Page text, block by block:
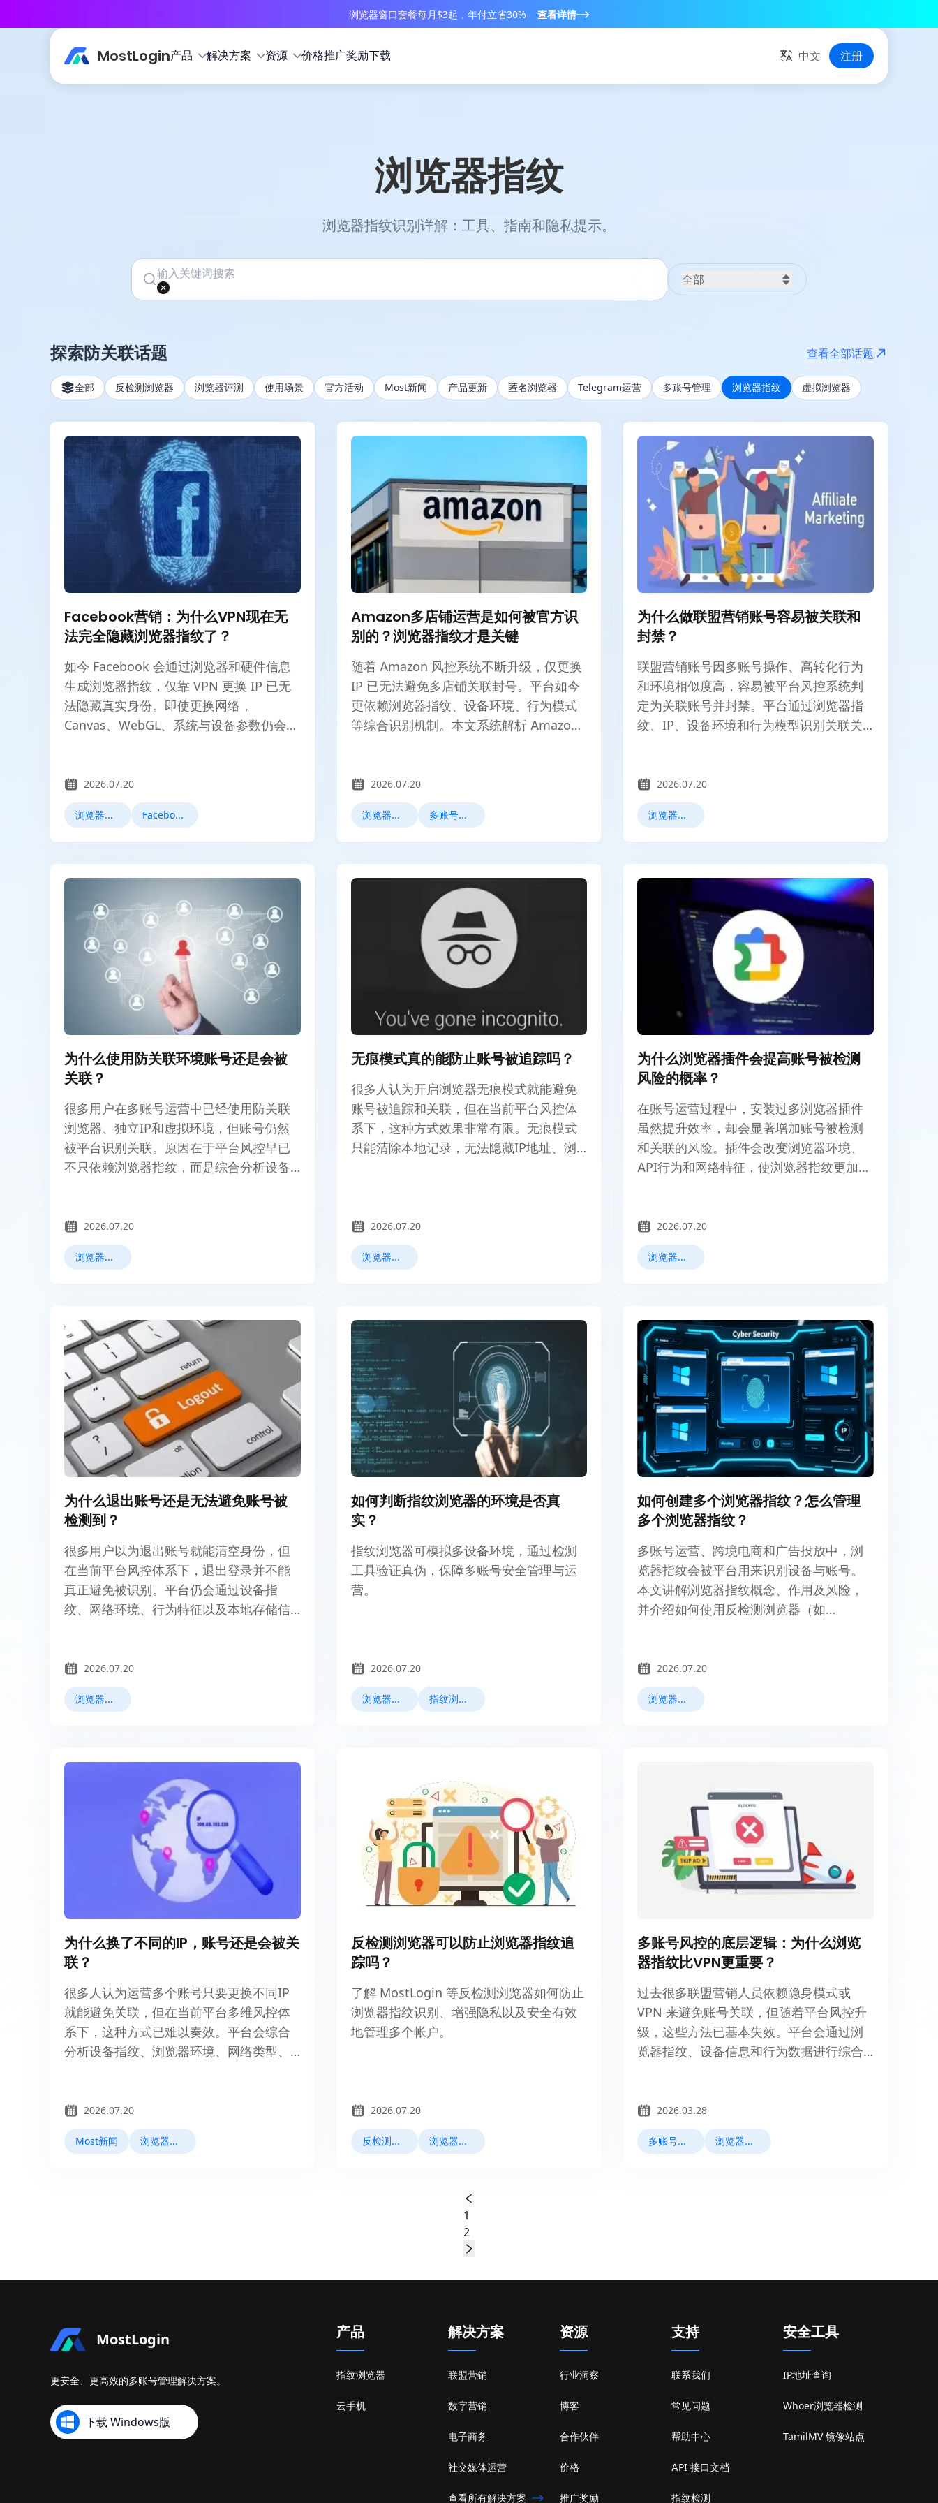
浏览器窗口套餐每月$3起，年付立省30% 查看详情
MostLogin产品 解决方案 资源 价格推广奖励下载 中文 注册
浏览器指纹
浏览器指纹识别详解：工具、指南和隐私提示。
全部
最近一周
最近一年
探索防关联话题 查看全部话题
全部 反检测浏览器 浏览器评测 使用场景 官方活动 Most新闻 产品更新 匿名浏览器 Telegram运营 多账号管理 浏览器指纹 虚拟浏览器
Facebook营销：为什么VPN现在无
法完全隐藏浏览器指纹了？
如今 Facebook 会通过浏览器和硬件信息
生成浏览器指纹，仅靠 VPN 更换 IP 已无
法隐藏真实身份。即使更换网络，
Canvas、WebGL、系统与设备参数仍会暴
如何借助指纹浏览器与代理实现安全的
Facebook 多账号运营。
2026.07.20
浏览器指纹 Facebook运营
Amazon多店铺运营是如何被官方识
别的？浏览器指纹才是关键
随着 Amazon 风控系统不断升级，仅更换
IP 已无法避免多店铺关联封号。平台如今
更依赖浏览器指纹、设备环境、行为模式
等综合识别机制。本文系统解析 Amazon
家更安全地进行多店铺运营。
2026.07.20
浏览器指纹 多账号管理
为什么做联盟营销账号容易被关联和
封禁？
联盟营销账号因多账号操作、高转化行为
和环境相似度高，容易被平台风控系统判
定为关联账号并封禁。平台通过浏览器指
纹、IP、设备环境和行为模型识别关联关
2026.07.20
浏览器指纹
为什么使用防关联环境账号还是会被
关联？
很多用户在多账号运营中已经使用防关联
浏览器、独立IP和虚拟环境，但账号仍然
被平台识别关联。原因在于平台风控早已
不只依赖浏览器指纹，而是综合分析设备
关联判断。
2026.07.20
浏览器指纹
无痕模式真的能防止账号被追踪吗？
很多人认为开启浏览器无痕模式就能避免
账号被追踪和关联，但在当前平台风控体
系下，这种方式效果非常有限。无痕模式
只能清除本地记录，无法隐藏IP地址、浏
2026.07.20
浏览器指纹
为什么浏览器插件会提高账号被检测
风险的概率？
在账号运营过程中，安装过多浏览器插件
虽然提升效率，却会显著增加账号被检测
和关联的风险。插件会改变浏览器环境、
API行为和网络特征，使浏览器指纹更加唯
2026.07.20
浏览器指纹
为什么退出账号还是无法避免账号被
检测到？
很多用户以为退出账号就能清空身份，但
在当前平台风控体系下，退出登录并不能
真正避免被识别。平台仍会通过设备指
纹、网络环境、行为特征以及本地存储信
2026.07.20
浏览器指纹
如何判断指纹浏览器的环境是否真
实？
指纹浏览器可模拟多设备环境，通过检测
工具验证真伪，保障多账号安全管理与运
营。
2026.07.20
浏览器指纹 指纹浏览器
如何创建多个浏览器指纹？怎么管理
多个浏览器指纹？
多账号运营、跨境电商和广告投放中，浏
览器指纹会被平台用来识别设备与账号。
本文讲解浏览器指纹概念、作用及风险，
并介绍如何使用反检测浏览器（如
2026.07.20
浏览器指纹
为什么换了不同的IP，账号还是会被关
联？
很多人认为运营多个账号只要更换不同IP
就能避免关联，但在当前平台多维风控体
系下，这种方式已难以奏效。平台会综合
分析设备指纹、浏览器环境、网络类型、
2026.07.20
Most新闻 浏览器指纹
反检测浏览器可以防止浏览器指纹追
踪吗？
了解 MostLogin 等反检测浏览器如何防止
浏览器指纹识别、增强隐私以及安全有效
地管理多个帐户。
2026.07.20
反检测浏览器 浏览器指纹
多账号风控的底层逻辑：为什么浏览
器指纹比VPN更重要？
过去很多联盟营销人员依赖隐身模式或
VPN 来避免账号关联，但随着平台风控升
级，这些方法已基本失效。平台会通过浏
览器指纹、设备信息和行为数据进行综合
理降低账号被封风险。
2026.03.28
多账号管理 浏览器指纹
1
2
MostLogin
更安全、更高效的多账号管理解决方案。
下载 Windows版
产品
指纹浏览器
云手机
解决方案
联盟营销
数字营销
电子商务
社交媒体运营
查看所有解决方案
资源
行业洞察
博客
合作伙伴
价格
推广奖励
支持
联系我们
常见问题
帮助中心
API 接口文档
指纹检测
安全工具
IP地址查询
Whoer浏览器检测
TamilMV 镜像站点